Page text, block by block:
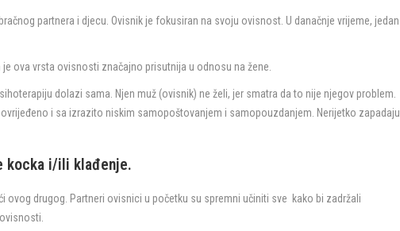
partnera i djecu. Ovisnik je fokusiran na svoju ovisnost. U danačnje vrijeme, jedan
ova vrsta ovisnosti značajno prisutnija u odnosu na žene.
dolazi sama. Njen muž (ovisnik) ne želi, jer smatra da to nije njegov problem.
i sa izrazito niskim samopoštovanjem i samopouzdanjem. Nerijetko zapadaju
kocka i/ili klađenje.
drugog. Partneri ovisnici u početku su spremni učiniti sve kako bi zadržali